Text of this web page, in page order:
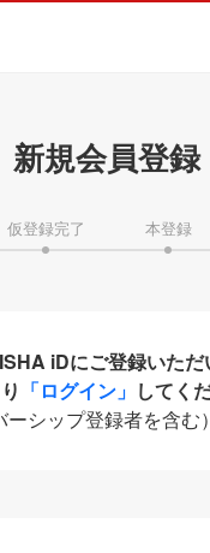
新規会員登録
仮登録完了 本登録
iDにご登録いただ
「ログイン」 してく
ーシップ登録者を含む）